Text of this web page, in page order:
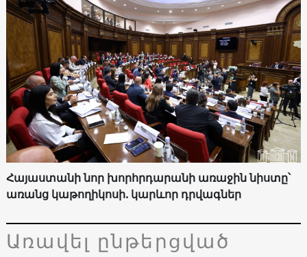
Հայաստանի նոր խորհրդարանի առաջին նիստը՝
առանց կաթողիկոսի. կարևոր դրվագներ
Առավել ընթերցված